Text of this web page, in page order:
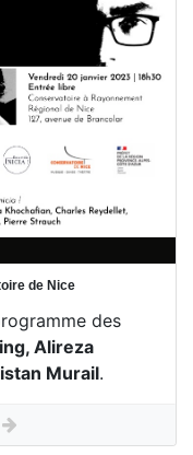
de Nice
des
Alireza
Murail.